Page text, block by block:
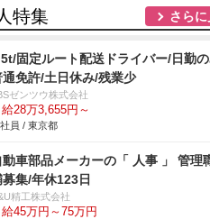
特集 さら
固定ルート配送ドライバー/日勤
通免許/土日休み/残業少
ゼンツウ株式会社
給28万3,655円～
員 / 東京都
動車部品メーカーの「 人事 」 管理
募集/年休123日
精工株式会社
給45万円～75万円